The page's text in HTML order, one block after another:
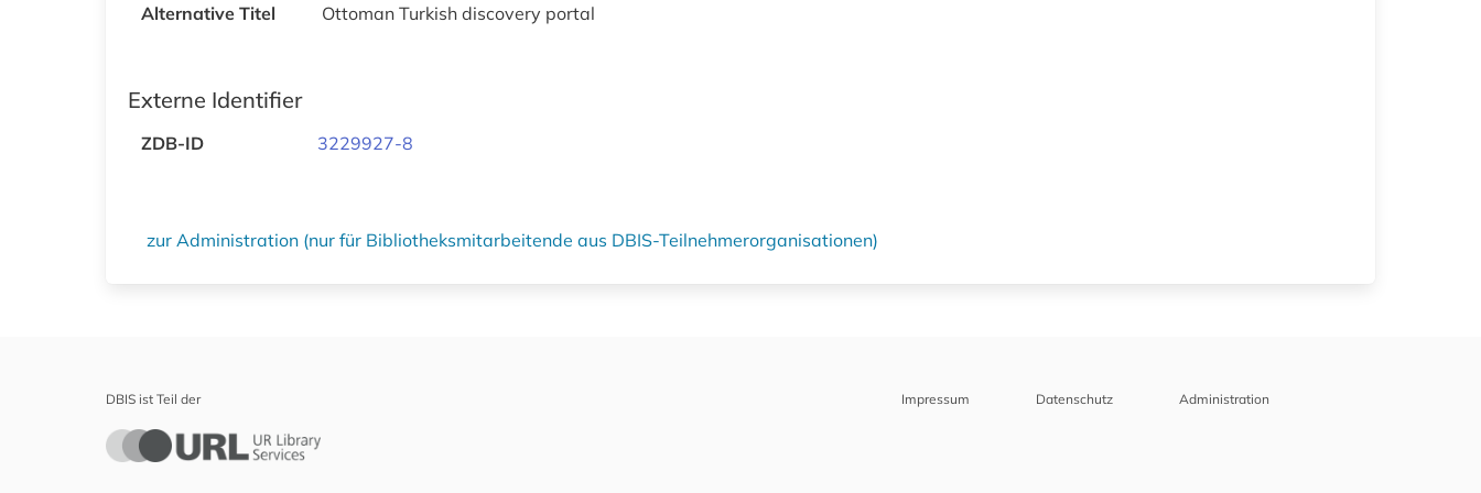
Alternative Titel Ottoman Turkish discovery portal
Externe Identifier
ZDB-ID 3229927-8
zur Administration (nur für Bibliotheksmitarbeitende aus DBIS-Teilnehmerorganisationen)
DBIS ist Teil der Impressum Datenschutz Administration